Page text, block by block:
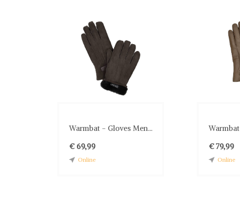
Warmbat - Gloves Men...
€ 69,99
Online
€ 79,99
Online